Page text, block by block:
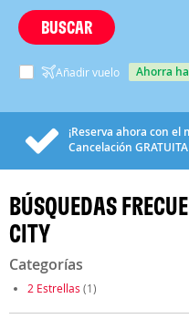
BUSCAR
Añadir vuelo ahorra
¡Reserva ahora con
Cancelación GRATUITA
BÚSQUEDAS
CITY
Categorías
2 Estrellas (1)